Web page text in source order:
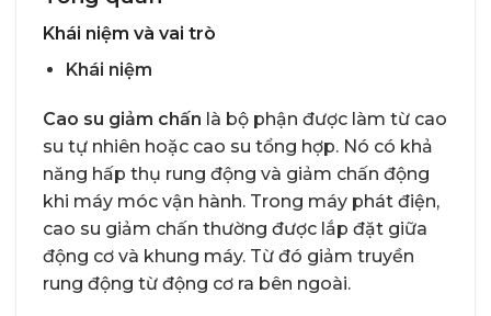
Khái niệm và vai trò
Khái niệm
Cao su giảm chấn là bộ phận được làm từ cao
su tự nhiên hoặc cao su tổng hợp. Nó có khả
năng hấp thụ rung động và giảm chấn động
khi máy móc vận hành. Trong máy phát điện,
cao su giảm chấn thường được lắp đặt giữa
động cơ và khung máy. Từ đó giảm truyền
rung động từ động cơ ra bên ngoài.